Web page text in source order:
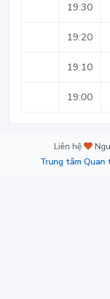
19:30
19:20
19:10
19:00
Liên hệ
Trung tâm